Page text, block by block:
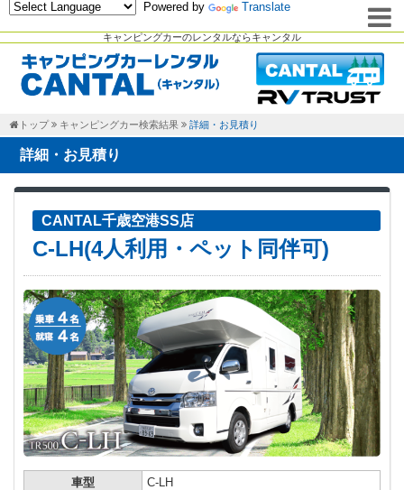
キャンピングカーのレンタルならキャンタル
Powered by Translate
トップ キャンピングカー検索結果 詳細・お見積り
詳細・お見積り
CANTAL千歳空港SS店
C-LH(4人利用・ペット同伴可)
車型
C-LH